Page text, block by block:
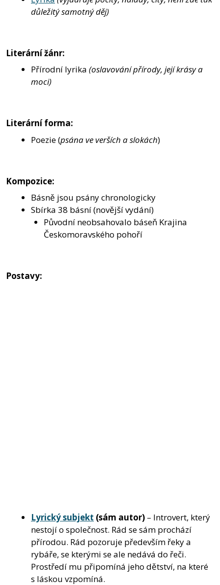
důležitý samotný děj)
Literární žánr:
Přírodní lyrika (oslavování přírody, její krásy a
moci)
Literární forma:
Poezie (psána ve verších a slokách)
Kompozice:
Básně jsou psány chronologicky
Sbírka 38 básní (novější vydání)
Původní neobsahovalo báseň Krajina
Českomoravského pohoří
Postavy:
Lyrický subjekt (sám autor) – Introvert, který
nestojí o společnost. Rád se sám prochází
přírodou. Rád pozoruje především řeky a
rybáře, se kterými se ale nedává do řeči.
Prostředí mu připomíná jeho dětství, na které
s láskou vzpomíná.